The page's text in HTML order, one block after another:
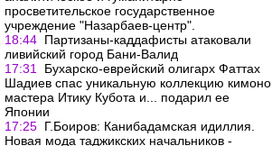
просветительское государственное
учреждение "Назарбаев-центр".
18:44 Партизаны-каддафисты атаковали
ливийский город Бани-Валид
17:31
Бухарско-еврейский олигарх Фаттах
Шадиев спас уникальную коллекцию кимоно
мастера Итику Кубота и... подарил ее
Японии
17:25 Г.Боиров: Канибадамская идиллия.
Новая мода таджикских начальников -